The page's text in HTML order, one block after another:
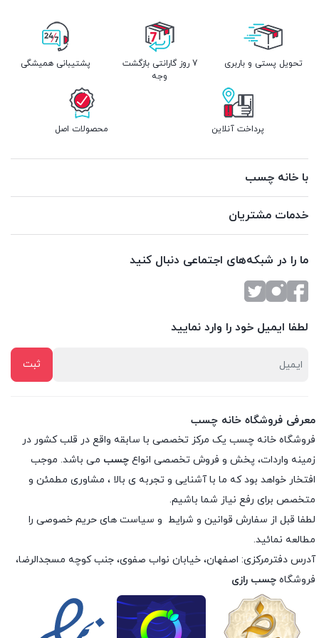
تحویل پستی و باربری
7 روز گارانتی بازگشت
وجه
پشتیبانی همیشگی
پرداخت آنلاین محصولات اصل
با خانه چسب
خدمات مشتریان
ما را در شبکه‌های اجتماعی دنبال کنید
لطفا ایمیل خود را وارد نمایید
معرفی فروشگاه خانه چسب
فروشگاه خانه چسب یک مرکز تخصصی با سابقه واقع در قلب کشور در
زمینه واردات، پخش و فروش تخصصی انواع چسب می باشد. موجب
افتخار خواهد بود که ما با آشنایی و تجربه ی بالا ، مشاوری مطمئن و
متخصص برای رفع نیاز شما باشیم.
لطفا قبل از سفارش قوانین و شرایط و سیاست های حریم خصوصی را
مطالعه نمائید.
آدرس دفترمرکزی: اصفهان، خیابان نواب صفوی، جنب کوچه مسجدالرضا،
فروشگاه چسب رازی